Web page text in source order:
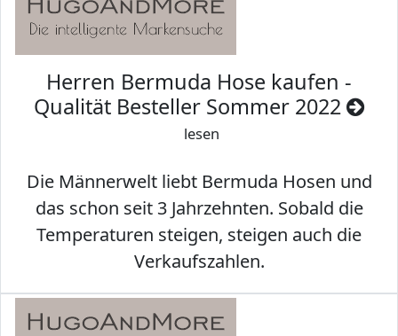
Herren Bermuda Hose kaufen -
Qualität Besteller Sommer 2022
lesen
Die Männerwelt liebt Bermuda Hosen und
das schon seit 3 Jahrzehnten. Sobald die
Temperaturen steigen, steigen auch die
Verkaufszahlen.